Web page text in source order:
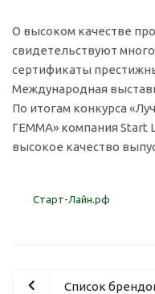
О высоком качестве
свидетельствуют
сертификаты
Международная
По итогам конкурса
ГЕММА» компания Start
высокое качество
Старт-Лайн.рф
Список